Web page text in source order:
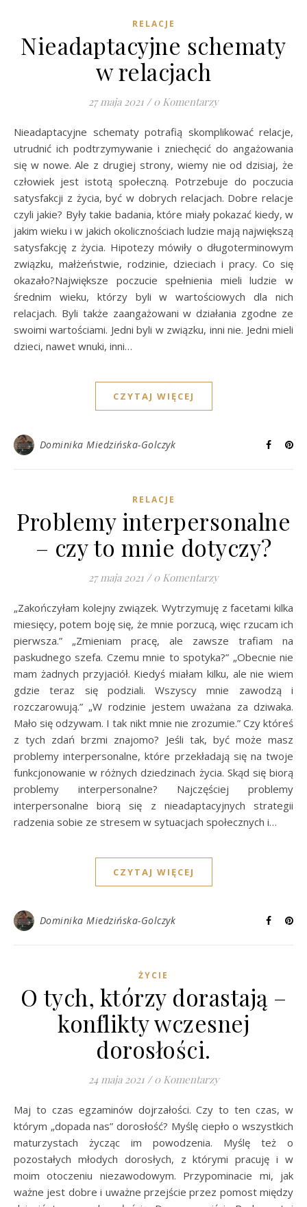
RELACJE
Nieadaptacyjne schematy
w relacjach
27 maja 2021 / 0 Komentarzy
Nieadaptacyjne schematy potrafią skomplikować relacje,
utrudnić ich podtrzymywanie i zniechęcić do angażowania
się w nowe. Ale z drugiej strony, wiemy nie od dzisiaj, że
człowiek jest istotą społeczną. Potrzebuje do poczucia
satysfakcji z życia, być w dobrych relacjach. Dobre relacje
czyli jakie? Były takie badania, które miały pokazać kiedy, w
jakim wieku i w jakich okolicznościach ludzie mają największą
satysfakcję z życia. Hipotezy mówiły o długoterminowym
związku, małżeństwie, rodzinie, dzieciach i pracy. Co się
okazało?Największe poczucie spełnienia mieli ludzie w
średnim wieku, którzy byli w wartościowych dla nich
relacjach. Byli także zaangażowani w działania zgodne ze
swoimi wartościami. Jedni byli w związku, inni nie. Jedni mieli
dzieci, nawet wnuki, inni…
CZYTAJ WIĘCEJ
Dominika Miedzińska-Golczyk
RELACJE
Problemy interpersonalne
– czy to mnie dotyczy?
27 maja 2021 / 0 Komentarzy
„Zakończyłam kolejny związek. Wytrzymuję z facetami kilka
miesięcy, potem boję się, że mnie porzucą, więc rzucam ich
pierwsza.” „Zmieniam pracę, ale zawsze trafiam na
paskudnego szefa. Czemu mnie to spotyka?” „Obecnie nie
mam żadnych przyjaciół. Kiedyś miałam kilku, ale nie wiem
gdzie teraz się podziali. Wszyscy mnie zawodzą i
rozczarowują.” „W rodzinie jestem uważana za dziwaka.
Mało się odzywam. I tak nikt mnie nie zrozumie.” Czy któreś
z tych zdań brzmi znajomo? Jeśli tak, być może masz
problemy interpersonalne, które przekładają się na twoje
funkcjonowanie w różnych dziedzinach życia. Skąd się biorą
problemy interpersonalne? Najczęściej problemy
interpersonalne biorą się z nieadaptacyjnych strategii
radzenia sobie ze stresem w sytuacjach społecznych i…
CZYTAJ WIĘCEJ
Dominika Miedzińska-Golczyk
ŻYCIE
O tych, którzy dorastają –
konflikty wczesnej
dorosłości.
24 maja 2021 / 0 Komentarzy
Maj to czas egzaminów dojrzałości. Czy to ten czas, w
którym „dopada nas” dorosłość? Myślę ciepło o wszystkich
maturzystach życząc im powodzenia. Myślę też o
pozostałych młodych dorosłych, z którymi pracuję i w
moim otoczeniu niezawodowym. Przypominacie mi, jak
ważne jest dobre i uważne przejście przez pomost między